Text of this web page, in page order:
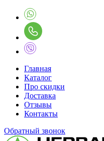
Главная
Каталог
Про скидки
Доставка
Отзывы
Контакты
Обратный звонок